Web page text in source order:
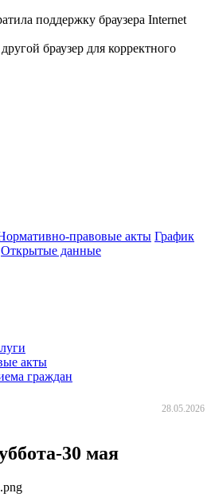
поддержку браузера Internet
браузер для корректного
правовые акты График
Открытые данные
акты
граждан
28.05.2026
30 мая